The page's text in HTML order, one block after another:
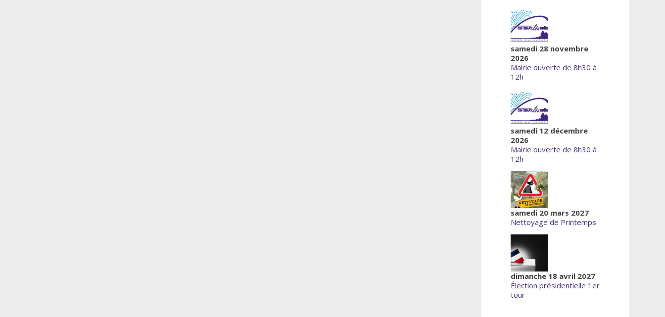
samedi 28 novembre
2026
Mairie ouverte de 8h30 à
12h
samedi 12 décembre
2026
Mairie ouverte de 8h30 à
12h
samedi 20 mars 2027
Nettoyage de Printemps
dimanche 18 avril 2027
Élection présidentielle 1er
tour